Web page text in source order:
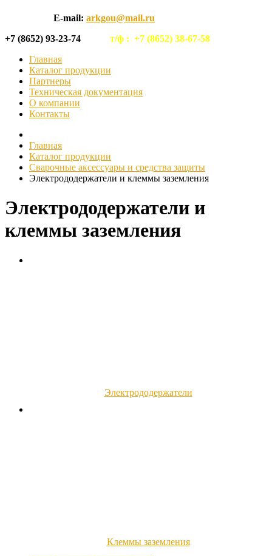
E-mail: arkgou@mail.ru
+7 (8652) 93-23-74 т/ф : +7 (8652) 38-67-58
Главная
Каталог продукции
Партнеры
Техническая документация
О компании
Контакты
Главная
Каталог продукции
Сварочные аксессуары и средства защиты
Электрододержатели и клеммы заземления
Электрододержатели и
клеммы заземления
Электрододержатели
Клеммы заземления